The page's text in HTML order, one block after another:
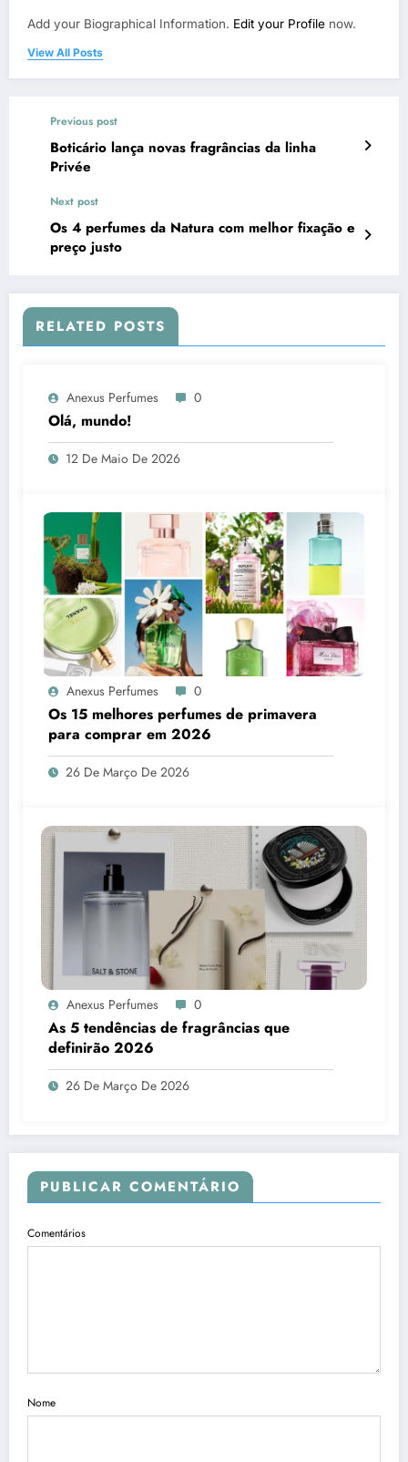
Add your Biographical Information. Edit your Profile now.
View All Posts
Previous post
Boticário lança novas fragrâncias da linha
Privée
Next post
Os 4 perfumes da Natura com melhor fixação e
preço justo
RELATED POSTS
Anexus Perfumes 0
Olá, mundo!
12 De Maio De 2026
Anexus Perfumes 0
Os 15 melhores perfumes de primavera
para comprar em 2026
26 De Março De 2026
Anexus Perfumes 0
As 5 tendências de fragrâncias que
definirão 2026
26 De Março De 2026
PUBLICAR COMENTÁRIO
Comentários
Nome